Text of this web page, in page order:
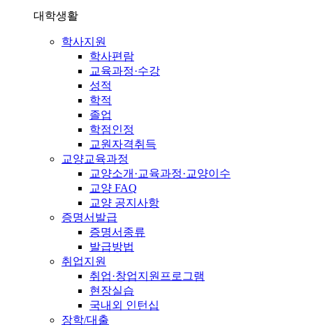
대학생활
학사지원
학사편람
교육과정·수강
성적
학적
졸업
학점인정
교원자격취득
교양교육과정
교양소개·교육과정·교양이수
교양 FAQ
교양 공지사항
증명서발급
증명서종류
발급방법
취업지원
취업·창업지원프로그램
현장실습
국내외 인턴십
장학/대출